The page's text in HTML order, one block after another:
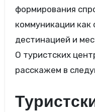
формирования
коммуникации как
дестинацией и
О туристских
расскажем в